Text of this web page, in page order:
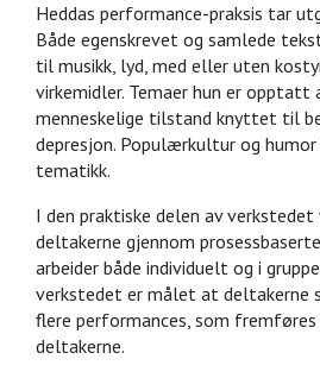
Heddas performance-praksis tar
Både egenskrevet og samlede
til musikk, lyd, med eller uten
virkemidler. Temaer hun er opptatt
menneskelige tilstand knyttet til
depresjon. Populærkultur og
tematikk.
I den praktiske delen av
deltakerne gjennom
arbeider både individuelt og i
verkstedet er målet at deltakerne
flere performances, som
deltakerne.